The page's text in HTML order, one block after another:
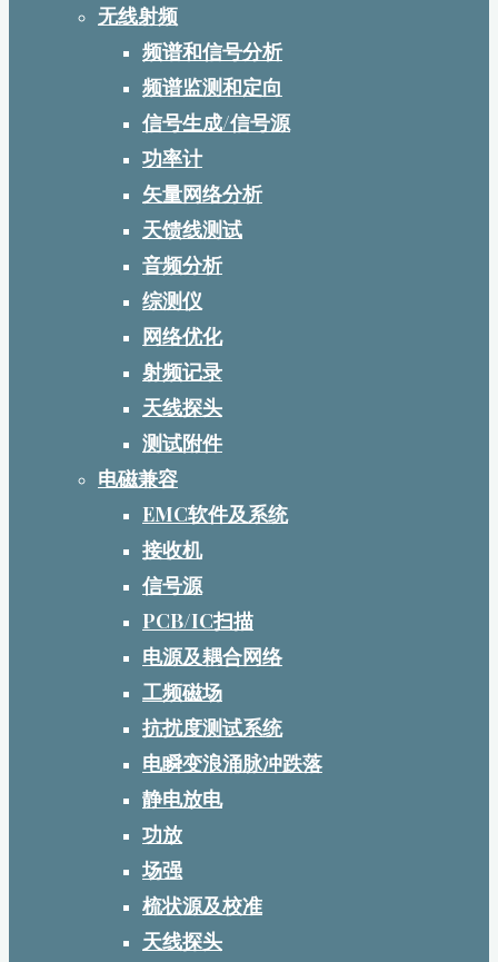
无线射频
频谱和信号分析
频谱监测和定向
信号生成/信号源
功率计
矢量网络分析
天馈线测试
音频分析
综测仪
网络优化
射频记录
天线探头
测试附件
电磁兼容
EMC软件及系统
接收机
信号源
PCB/IC扫描
电源及耦合网络
工频磁场
抗扰度测试系统
电瞬变浪涌脉冲跌落
静电放电
功放
场强
梳状源及校准
天线探头